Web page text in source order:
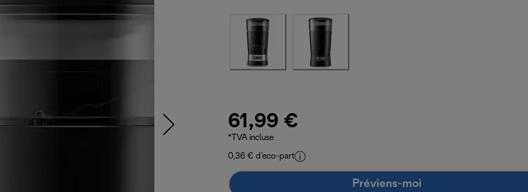
61,99 €
*TVA incluse
0,36 € d’eco-part
Préviens-moi